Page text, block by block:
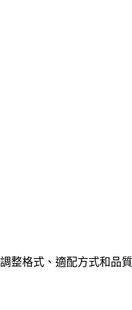
整格式、適配方式和品質